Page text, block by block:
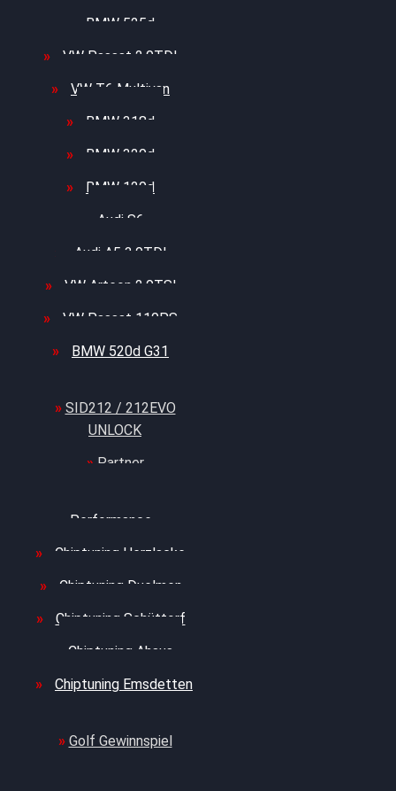
BMW 525d
VW Passat 2.0TDI
VW T6 Multivan
BMW 318d
BMW 320d
BMW 120d
Audi S6
Audi A5 3.0TDI
VW Arteon 2.0TSI
VW Passat 110PS
BMW 520d G31
SID212 / 212EVO
UNLOCK
Partner
Performance
Chiptuning Herzlacke
Chiptuning Duelmen
Chiptuning Schüttorf
Chiptuning Ahaus
Chiptuning Emsdetten
Golf Gewinnspiel